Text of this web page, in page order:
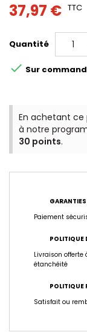
37,97 € TTC
Quantité
 Sur
En achetant ce
à notre
30 points.
Paiement
POLITIQUE
Livraison
étanchéité
POLITIQUE
Satisfait ou